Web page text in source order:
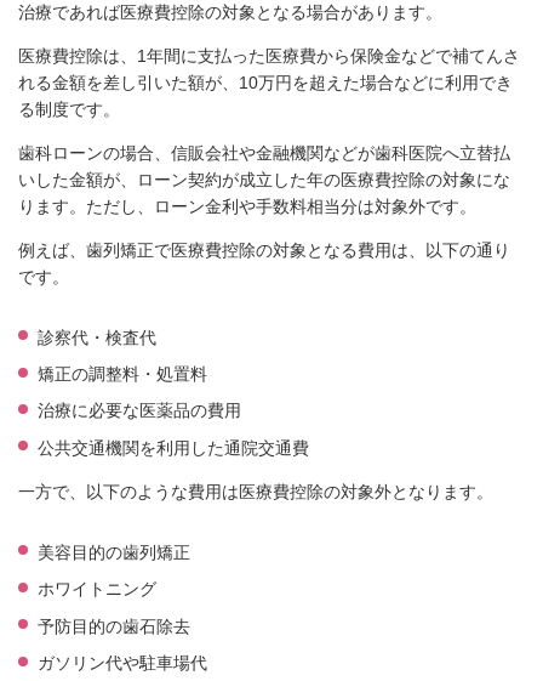
治療であれば医療費控除の対象となる場合があります。
医療費控除は、1年間に支払った医療費から保険金などで補てんさ
れる金額を差し引いた額が、10万円を超えた場合などに利用でき
る制度です。
歯科ローンの場合、信販会社や金融機関などが歯科医院へ立替払
いした金額が、ローン契約が成立した年の医療費控除の対象にな
ります。ただし、ローン金利や手数料相当分は対象外です。
例えば、歯列矯正で医療費控除の対象となる費用は、以下の通り
です。
診察代・検査代
矯正の調整料・処置料
治療に必要な医薬品の費用
公共交通機関を利用した通院交通費
一方で、以下のような費用は医療費控除の対象外となります。
美容目的の歯列矯正
ホワイトニング
予防目的の歯石除去
ガソリン代や駐車場代